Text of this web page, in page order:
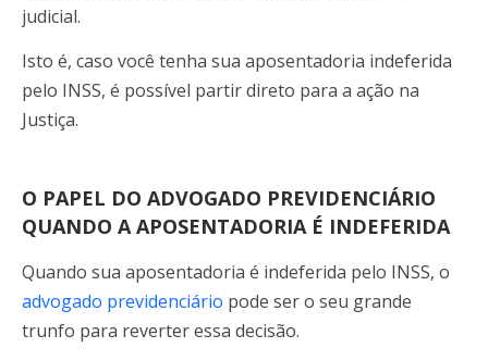
judicial.
Isto é, caso você tenha sua aposentadoria indeferida
pelo INSS, é possível partir direto para a ação na
Justiça.
O PAPEL DO ADVOGADO PREVIDENCIÁRIO
QUANDO A APOSENTADORIA É INDEFERIDA
Quando sua aposentadoria é indeferida pelo INSS, o
advogado previdenciário pode ser o seu grande
trunfo para reverter essa decisão.